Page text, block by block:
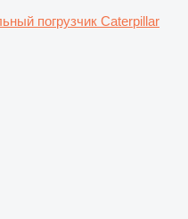
погрузчик Caterpillar